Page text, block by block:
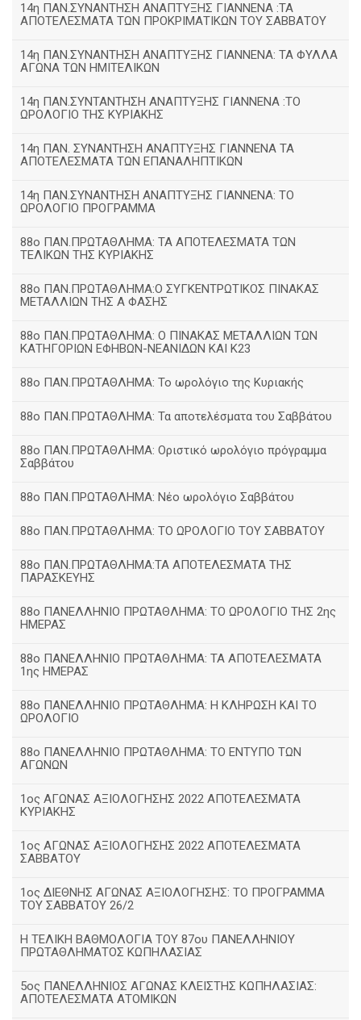
14η ΠΑΝ.ΣΥΝΑΝΤΗΣΗ ΑΝΑΠΤΥΞΗΣ ΓΙΑΝΝΕΝΑ :ΤΑ
ΑΠΟΤΕΛΕΣΜΑΤΑ ΤΩΝ ΠΡΟΚΡΙΜΑΤΙΚΩΝ ΤΟΥ ΣΑΒΒΑΤΟΥ
14η ΠΑΝ.ΣΥΝΑΝΤΗΣΗ ΑΝΑΠΤΥΞΗΣ ΓΙΑΝΝΕΝΑ: ΤΑ ΦΥΛΛΑ
ΑΓΩΝΑ ΤΩΝ ΗΜΙΤΕΛΙΚΩΝ
14η ΠΑΝ.ΣΥΝΤΑΝΤΗΣΗ ΑΝΑΠΤΥΞΗΣ ΓΙΑΝΝΕΝΑ :ΤΟ
ΩΡΟΛΟΓΙΟ ΤΗΣ ΚΥΡΙΑΚΗΣ
14η ΠΑΝ. ΣΥΝΑΝΤΗΣΗ ΑΝΑΠΤΥΞΗΣ ΓΙΑΝΝΕΝΑ ΤΑ
ΑΠΟΤΕΛΕΣΜΑΤΑ ΤΩΝ ΕΠΑΝΑΛΗΠΤΙΚΩΝ
14η ΠΑΝ.ΣΥΝΑΝΤΗΣΗ ΑΝΑΠΤΥΞΗΣ ΓΙΑΝΝΕΝΑ: ΤΟ
ΩΡΟΛΟΓΙΟ ΠΡΟΓΡΑΜΜΑ
88ο ΠΑΝ.ΠΡΩΤΑΘΛΗΜΑ: ΤΑ ΑΠΟΤΕΛΕΣΜΑΤΑ ΤΩΝ
ΤΕΛΙΚΩΝ ΤΗΣ ΚΥΡΙΑΚΗΣ
88ο ΠΑΝ.ΠΡΩΤΑΘΛΗΜΑ:Ο ΣΥΓΚΕΝΤΡΩΤΙΚΟΣ ΠΙΝΑΚΑΣ
ΜΕΤΑΛΛΙΩΝ ΤΗΣ Α ΦΑΣΗΣ
88ο ΠΑΝ.ΠΡΩΤΑΘΛΗΜΑ: Ο ΠΙΝΑΚΑΣ ΜΕΤΑΛΛΙΩΝ ΤΩΝ
ΚΑΤΗΓΟΡΙΩΝ ΕΦΗΒΩΝ-ΝΕΑΝΙΔΩΝ ΚΑΙ Κ23
88ο ΠΑΝ.ΠΡΩΤΑΘΛΗΜΑ: Το ωρολόγιο της Κυριακής
88ο ΠΑΝ.ΠΡΩΤΑΘΛΗΜΑ: Τα αποτελέσματα του Σαββάτου
88ο ΠΑΝ.ΠΡΩΤΑΘΛΗΜΑ: Οριστικό ωρολόγιο πρόγραμμα
Σαββάτου
88ο ΠΑΝ.ΠΡΩΤΑΘΛΗΜΑ: Νέο ωρολόγιο Σαββάτου
88ο ΠΑΝ.ΠΡΩΤΑΘΛΗΜΑ: ΤΟ ΩΡΟΛΟΓΙΟ ΤΟΥ ΣΑΒΒΑΤΟΥ
88ο ΠΑΝ.ΠΡΩΤΑΘΛΗΜΑ:ΤΑ ΑΠΟΤΕΛΕΣΜΑΤΑ ΤΗΣ
ΠΑΡΑΣΚΕΥΗΣ
88ο ΠΑΝΕΛΛΗΝΙΟ ΠΡΩΤΑΘΛΗΜΑ: ΤΟ ΩΡΟΛΟΓΙΟ ΤΗΣ 2ης
ΗΜΕΡΑΣ
88ο ΠΑΝΕΛΛΗΝΙΟ ΠΡΩΤΑΘΛΗΜΑ: ΤΑ ΑΠΟΤΕΛΕΣΜΑΤΑ
1ης ΗΜΕΡΑΣ
88ο ΠΑΝΕΛΛΗΝΙΟ ΠΡΩΤΑΘΛΗΜΑ: Η ΚΛΗΡΩΣΗ ΚΑΙ ΤΟ
ΩΡΟΛΟΓΙΟ
88ο ΠΑΝΕΛΛΗΝΙΟ ΠΡΩΤΑΘΛΗΜΑ: ΤΟ ΕΝΤΥΠΟ ΤΩΝ
ΑΓΩΝΩΝ
1ος ΑΓΩΝΑΣ ΑΞΙΟΛΟΓΗΣΗΣ 2022 ΑΠΟΤΕΛΕΣΜΑΤΑ
ΚΥΡΙΑΚΗΣ
1ος ΑΓΩΝΑΣ ΑΞΙΟΛΟΓΗΣΗΣ 2022 ΑΠΟΤΕΛΕΣΜΑΤΑ
ΣΑΒΒΑΤΟΥ
1ος ΔΙΕΘΝΗΣ ΑΓΩΝΑΣ ΑΞΙΟΛΟΓΗΣΗΣ: ΤΟ ΠΡΟΓΡΑΜΜΑ
ΤΟΥ ΣΑΒΒΑΤΟΥ 26/2
Η ΤΕΛΙΚΗ ΒΑΘΜΟΛΟΓΙΑ ΤΟΥ 87ου ΠΑΝΕΛΛΗΝΙΟΥ
ΠΡΩΤΑΘΛΗΜΑΤΟΣ ΚΩΠΗΛΑΣΙΑΣ
5ος ΠΑΝΕΛΛΗΝΙΟΣ ΑΓΩΝΑΣ ΚΛΕΙΣΤΗΣ ΚΩΠΗΛΑΣΙΑΣ:
ΑΠΟΤΕΛΕΣΜΑΤΑ ΑΤΟΜΙΚΩΝ